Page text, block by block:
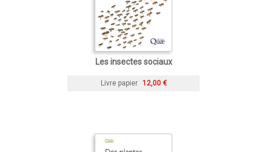
Les insectes sociaux
Livre papier 12,00 €